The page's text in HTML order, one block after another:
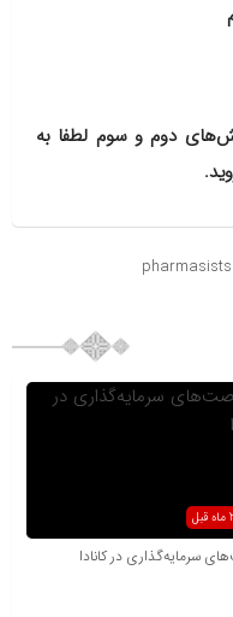
دوم و سوم لطفا به
pharmasists
سرمایه‌گذاری در کانادا